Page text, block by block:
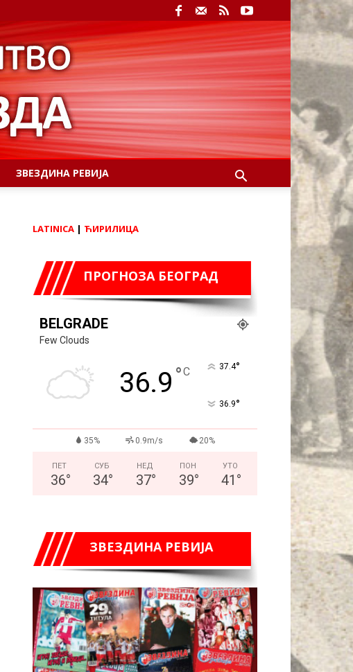
ЗВЕЗДИНА РЕВИЈА
LATINICA | ЋИРИЛИЦА
ПРОГНОЗА БЕОГРАД
BELGRADE
Few Clouds
36.9 °C 37.4°
36.9°
35% 0.9m/s 20%
ПЕТ
36°
СУБ
34°
НЕД
37°
ПОН
39°
УТО
41 °
ЗВЕЗДИНА РЕВИЈА